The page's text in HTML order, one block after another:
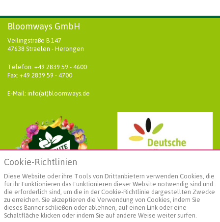
Bloomways GmbH
Veilingstraße B 147
47638 Straelen - Herongen
Telefon: +49 2839 59 - 4600
Fax: +49 2839 59 - 4700
E-Mail: info(at)bloomways.de
Weiterführende Informationen
Cookie-Richtlinien
Diese Website oder ihre Tools von Drittanbietern verwenden Cookies, die
für ihr Funktionieren das Funktionieren dieser Website notwendig sind und
die erforderlich sind, um die in der Cookie-Richtlinie dargestellten Zwecke
zu erreichen. Sie akzeptieren die Verwendung von Cookies, indem Sie
dieses Banner schließen oder ablehnen, auf einen Link oder eine
Schaltfläche klicken oder indem Sie auf andere Weise weiter surfen.